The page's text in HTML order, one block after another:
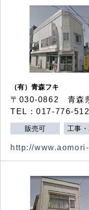
（有）青森フキ
〒030-0862 青森
TEL：017-776-
販売可 工事
http://